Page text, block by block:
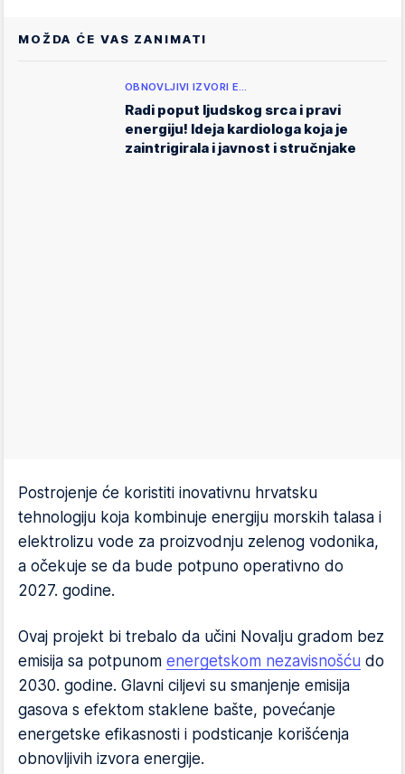
MOŽDA ĆE VAS ZANIMATI
OBNOVLJIVI IZVORI E…
Radi poput ljudskog srca i pravi
energiju! Ideja kardiologa koja je
zaintrigirala i javnost i stručnjake
Postrojenje će koristiti inovativnu hrvatsku
tehnologiju koja kombinuje energiju morskih talasa i
elektrolizu vode za proizvodnju zelenog vodonika,
a očekuje se da bude potpuno operativno do
2027. godine.
Ovaj projekt bi trebalo da učini Novalju gradom bez
emisija sa potpunom energetskom nezavisnošću do
2030. godine. Glavni ciljevi su smanjenje emisija
gasova s efektom staklene bašte, povećanje
energetske efikasnosti i podsticanje korišćenja
obnovljivih izvora energije.